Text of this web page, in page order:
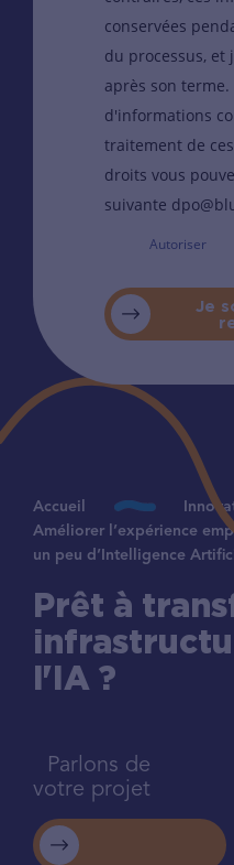
conservées
du processus, et
après son terme.
d'informations
traitement de
droits vous
suivante
Autoriser
Je
Accueil
Améliorer l’expérience
un peu d’Intelligence
Prêt à
l'IA ?
Parlons de
votre projet